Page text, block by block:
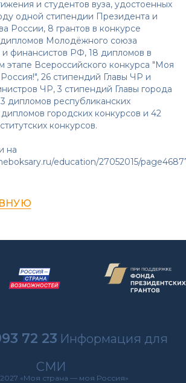
и студентов вуза, удостоенных
одной стипендии Президента и
России, 8 грантов в конкурсе
Молодёжного союза
и финансистов РФ, 18 дипломов в
этапе Всероссийского конкурса "Моя
26 стипендий Главы ЧР и
ЧР, 3 стипендий Главы города
дипломов республиканских
городских конкурсов и 42
конкурсов.
на
education/27052015/
72 23 Информация для
СМИ
«Моя страна — моя Россия»